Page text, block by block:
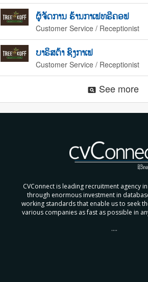
ຜູ້ຈັດການ ຮ້ານກາເຟທຣີຄອຟ
Customer Service / Receptionist
ບາຣິສຕ້າ ຊົງກາເຟ
Customer Service / Receptionist
pageview See more
CVConnect is leading recruitment agency
through enormous investment in
working standards that enable us to seek
various companies as fast as possible in
....